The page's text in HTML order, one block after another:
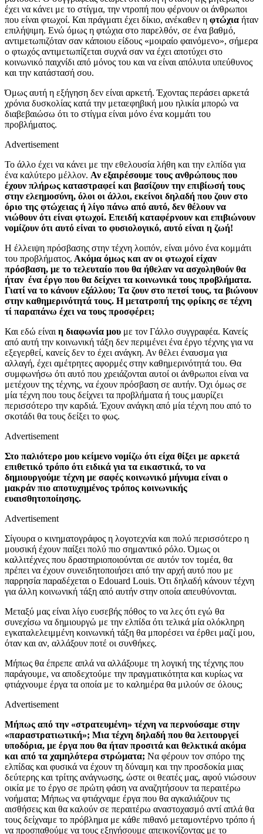
έχει να κάνει με το στίγμα, την ντροπή που φέρνουν οι άνθρωποι
που είναι φτωχοί. Και πράγματι έχει δίκιο, ανέκαθεν η φτώχια ήταν
επιλήψιμη. Ενώ όμως η φτώχια στο παρελθόν, σε ένα βαθμό,
αντιμετωπιζόταν σαν κάποιου είδους «μοιραίο φαινόμενο», σήμερα
ο φτωχός αντιμετωπίζεται συχνά σαν να έχει αποτύχει στο
κοινωνικό παιχνίδι από μόνος του και να είναι απόλυτα υπεύθυνος
και την κατάστασή σου.
Όμως αυτή η εξήγηση δεν είναι αρκετή. Έχοντας περάσει αρκετά
χρόνια δυσκολίας κατά την μεταεφηβική μου ηλικία μπορώ να
διαβεβαιώσω ότι το στίγμα είναι μόνο ένα κομμάτι του
προβλήματος.
Advertisement
Το άλλο έχει να κάνει με την εθελουσία λήθη και την ελπίδα για
ένα καλύτερο μέλλον. Αν εξαιρέσουμε τους ανθρώπους που
έχουν πλήρως καταστραφεί και βασίζουν την επιβίωσή τους
στην ελεημοσύνη, όλοι οι άλλοι, εκείνοι δηλαδή που ζουν στο
όριο της φτώχειας ή λίγο πάνω από αυτό, δεν θέλουν να
νιώθουν ότι είναι φτωχοί. Επειδή καταφέρνουν και επιβιώνουν
νομίζουν ότι αυτό είναι το φυσιολογικό, αυτό είναι η ζωή!
Η έλλειψη πρόσβασης στην τέχνη λοιπόν, είναι μόνο ένα κομμάτι
του προβλήματος. Ακόμα όμως και αν οι φτωχοί είχαν
πρόσβαση, με το τελευταίο που θα ήθελαν να ασχοληθούν θα
ήταν ένα έργο που θα δείχνει τα κοινωνικά τους προβλήματα.
Γιατί να το κάνουν εξάλλου; Τα ζουν στο πετσί τους, τα βιώνουν
στην καθημερινότητά τους. Η μετατροπή της φρίκης σε τέχνη
τί παραπάνω έχει να τους προσφέρει;
Και εδώ είναι η διαφωνία μου με τον Γάλλο συγγραφέα. Κανείς
από αυτή την κοινωνική τάξη δεν περιμένει ένα έργο τέχνης για να
εξεγερθεί, κανείς δεν το έχει ανάγκη. Αν θέλει έναυσμα για
αλλαγή, έχει αμέτρητες αφορμές στην καθημερινότητά του. Θα
συμφωνήσω ότι αυτό που χρειάζονται αυτοί οι άνθρωποι είναι να
μετέχουν της τέχνης, να έχουν πρόσβαση σε αυτήν. Όχι όμως σε
μία τέχνη που τους δείχνει τα προβλήματα ή τους μαυρίζει
περισσότερο την καρδιά. Έχουν ανάγκη από μία τέχνη που από το
σκοτάδι θα τους δείξει το φως.
Advertisement
Στο παλιότερο μου κείμενο νομίζω ότι είχα θίξει με αρκετά
επιθετικό τρόπο ότι ειδικά για τα εικαστικά, το να
δημιουργούμε τέχνη με σαφές κοινωνικό μήνυμα είναι ο
μακράν πιο αποτυχημένος τρόπος κοινωνικής
ευαισθητοποίησης.
Advertisement
Σίγουρα ο κινηματογράφος η λογοτεχνία και πολύ περισσότερο η
μουσική έχουν παίξει πολύ πιο σημαντικό ρόλο. Όμως οι
καλλιτέχνες που δραστηριοποιούνται σε αυτόν τον τομέα, θα
πρέπει να έχουν συνειδητοποιήσει από την αρχή αυτό που με
παρρησία παραδέχεται ο Edouard Louis. Ότι δηλαδή κάνουν τέχνη
για άλλη κοινωνική τάξη από αυτήν στην οποία απευθύνονται.
Μεταξύ μας είναι λίγο ευσεβής πόθος το να λες ότι εγώ θα
συνεχίσω να δημιουργώ με την ελπίδα ότι τελικά μία ολόκληρη
εγκαταλελειμμένη κοινωνική τάξη θα μπορέσει να έρθει μαζί μου,
όταν και αν, αλλάξουν ποτέ οι συνθήκες.
Μήπως θα έπρεπε απλά να αλλάξουμε τη λογική της τέχνης που
παράγουμε, να αποδεχτούμε την πραγματικότητα και κυρίως να
φτιάχνουμε έργα τα οποία με το καλημέρα θα μιλούν σε όλους;
Advertisement
Μήπως από την «στρατευμένη» τέχνη να περνούσαμε στην
«παραστρατιωτική»; Μια τέχνη δηλαδή που θα λειτουργεί
υποδόρια, με έργα που θα ήταν προσιτά και θελκτικά ακόμα
και από τα χαμηλότερα στρώματα; Να φέρουν τον σπόρο της
ελπίδας και φυσικά να έχουν τη δύναμη και την προσδοκία μιας
δεύτερης και τρίτης ανάγνωσης, ώστε οι θεατές μας, αφού νιώσουν
οικία με το έργο σε πρώτη φάση να αναζητήσουν τα περαιτέρω
νοήματα; Μήπως να φτιάχναμε έργα που θα αγκαλιάζουν τις
αισθήσεις και θα καλούν σε περαιτέρω αναστοχασμό αντί απλά θα
τους δείχναμε το πρόβλημα με κάθε πιθανό μεταμοντέρνο τρόπο ή
να προσπαθούμε να τους εξηγήσουμε απεικονίζοντας με το